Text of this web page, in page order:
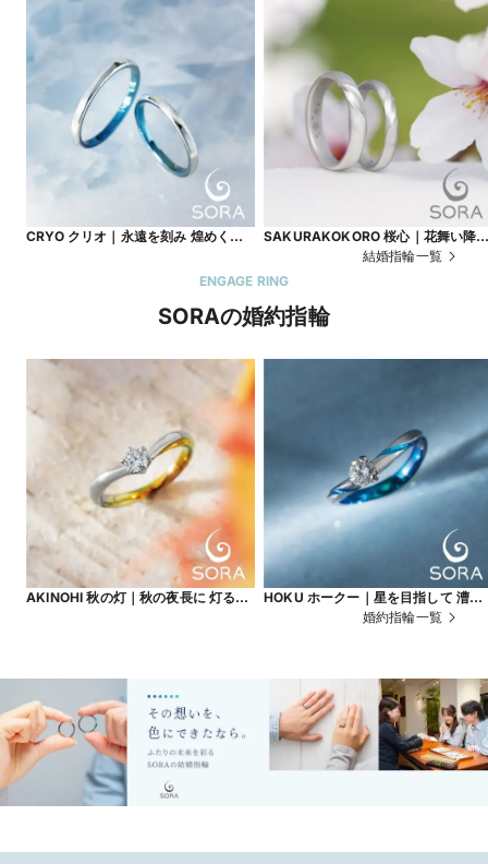
CRYO クリオ｜永遠を刻み 煌めく結
SAKURAKOKORO 桜心｜花舞い降
結婚指輪一覧
ENGAGE RING
SORAの婚約指輪
AKINOHI 秋の灯｜秋の夜長に 灯るぬ
HOKU ホークー｜星を目指して 漕ぎ
婚約指輪一覧